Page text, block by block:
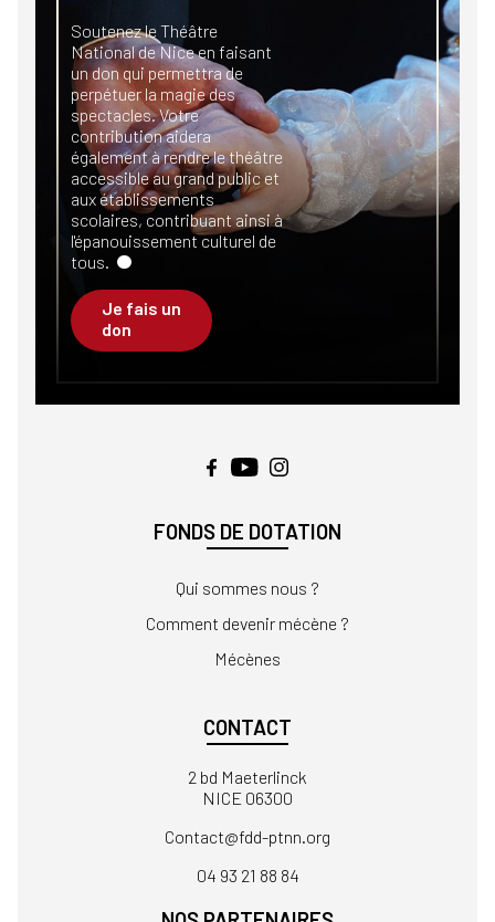
Soutenez le Théâtre
National de Nice en faisant
un don qui permettra de
perpétuer la magie des
spectacles. Votre
contribution aidera
également à rendre le théâtre
accessible au grand public et
aux établissements
scolaires, contribuant ainsi à
l'épanouissement culturel de
tous.
Je fais un
don
FONDS DE DOTATION
Qui sommes nous ?
Comment devenir mécène ?
Mécènes
CONTACT
2 bd Maeterlinck
NICE 06300
Contact
04 93 21 88 84